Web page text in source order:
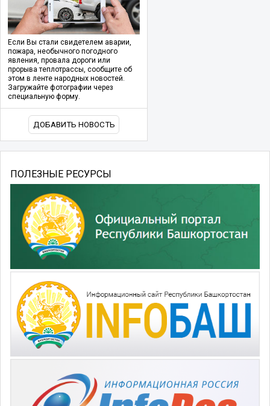
Если Вы стали свидетелем аварии,
пожара, необычного погодного
явления, провала дороги или
прорыва теплотрассы, сообщите об
этом в ленте народных новостей.
Загружайте фотографии через
специальную форму.
ДОБАВИТЬ НОВОСТЬ
ПОЛЕЗНЫЕ РЕСУРСЫ